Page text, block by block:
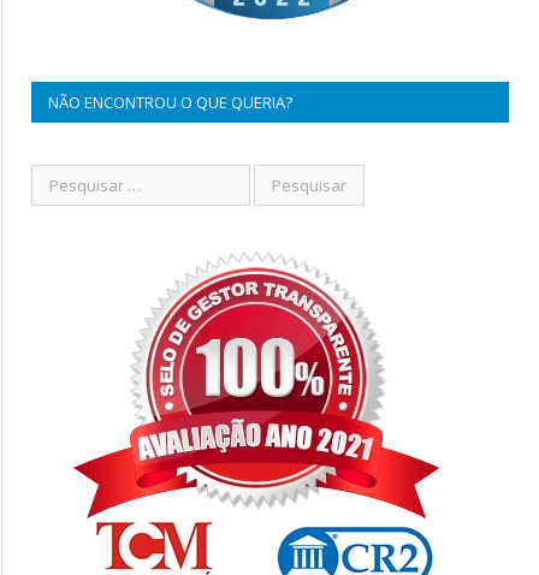
NÃO ENCONTROU O QUE QUERIA?